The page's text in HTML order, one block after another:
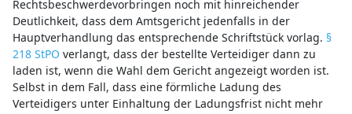
Rechtsbeschwerdevorbringen noch mit hinreichender
Deutlichkeit, dass dem Amtsgericht jedenfalls in der
Hauptverhandlung das entsprechende Schriftstück vorlag. §
218 StPO verlangt, dass der bestellte Verteidiger dann zu
laden ist, wenn die Wahl dem Gericht angezeigt worden ist.
Selbst in dem Fall, dass eine förmliche Ladung des
Verteidigers unter Einhaltung der Ladungsfrist nicht mehr